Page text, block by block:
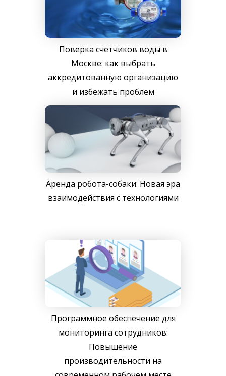
Поверка счетчиков воды в
Москве: как выбрать
аккредитованную организацию
и избежать проблем
Аренда робота-собаки: Новая эра
взаимодействия с технологиями
Программное обеспечение для
мониторинга сотрудников:
Повышение
производительности на